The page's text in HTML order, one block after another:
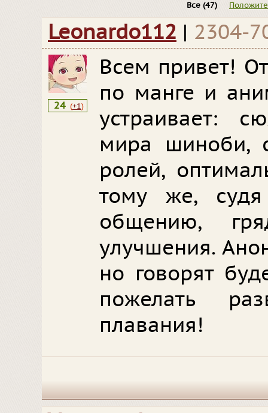
Все (47)
Leonardo112 | 2304-
24 (+1)
Всем привет!
по манге и
устраивает:
мира шиноби,
ролей,
тому же,
общению,
улучшения.
но говорят
пожелать
плавания!